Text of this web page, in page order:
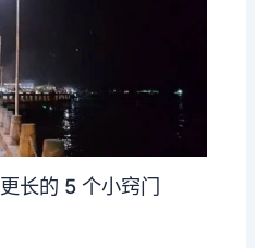
长的 5 个小窍门